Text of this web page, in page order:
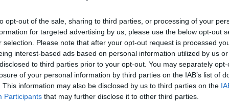
opt-out of the sale, sharing to third parties, or processing of your
for targeted advertising by us, please use the below opt-out
selection. Please note that after your opt-out request is processed
interest-based ads based on personal information utilized by us
to third parties prior to your opt-out. You may separately
of your personal information by third parties on the IAB’s list of
This information may also be disclosed by us to third parties on the
Participants that may further disclose it to other third parties.
eventuelle noter,
hvis det finnes.
NOK 25,00 Kjøp